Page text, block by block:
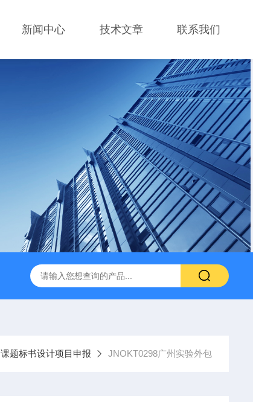
新闻中心 技术文章 联系我们
人源肿瘤组织异种移植（PDX）小鼠模型 流式实验外包
课题标书设计项目申报 JNOKT0298广州实验外包